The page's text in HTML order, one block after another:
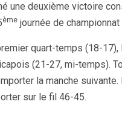
une deuxième victoire
èmejournée de championnat
quart-temps (18-
(21-27, mi-temps).
la manche
sur le fil 46-45.